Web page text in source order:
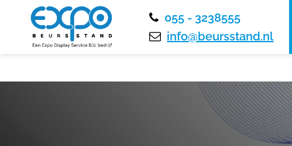
055 - 3238555
info@beursstand.nl